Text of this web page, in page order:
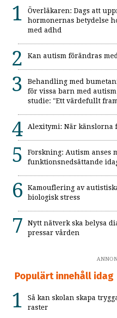
Överläkaren: Dags att
hormonernas betydelse
med adhd
Kan autism förändras
Behandling med
för vissa barn med
studie: "Ett värdefullt
Alexitymi: När känslorna
Forskning: Autism anses
funktionsnedsättande
Kamouflering av
biologisk stress
Nytt nätverk ska belysa
pressar vården
Populärt innehåll idag
Så kan skolan skapa
raster